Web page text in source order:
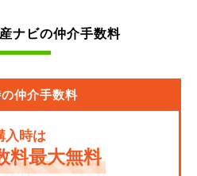
ナビの仲介手数料
の仲介手数料
入時は
料最大無料